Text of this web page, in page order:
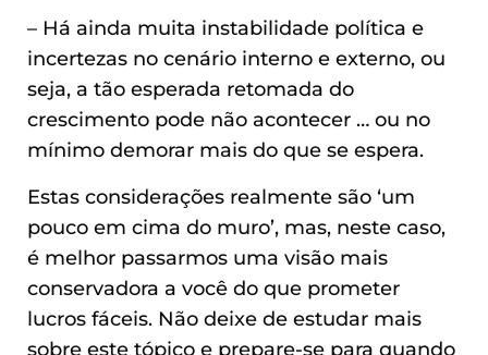
– Há ainda muita instabilidade política e
incertezas no cenário interno e externo, ou
seja, a tão esperada retomada do
crescimento pode não acontecer … ou no
mínimo demorar mais do que se espera.
Estas considerações realmente são ‘um
pouco em cima do muro’, mas, neste caso,
é melhor passarmos uma visão mais
conservadora a você do que prometer
lucros fáceis. Não deixe de estudar mais
sobre este tópico e prepare-se para quando